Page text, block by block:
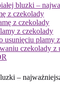
bluzki –
z czekolady
z czekolady
z czekolady
usunięciu plamy
czekolady z
–